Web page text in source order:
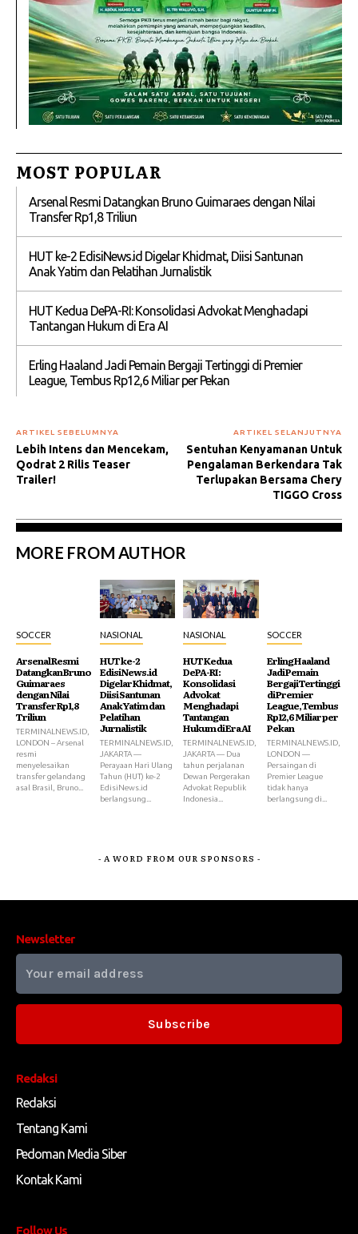
MOST POPULAR
Arsenal Resmi Datangkan Bruno Guimaraes dengan Nilai
Transfer Rp1,8 Triliun
HUT ke-2 EdisiNews.id Digelar Khidmat, Diisi Santunan
Anak Yatim dan Pelatihan Jurnalistik
HUT Kedua DePA-RI: Konsolidasi Advokat Menghadapi
Tantangan Hukum di Era AI
Erling Haaland Jadi Pemain Bergaji Tertinggi di Premier
League, Tembus Rp12,6 Miliar per Pekan
ARTIKEL SEBELUMNYA
Lebih Intens dan Mencekam,
Qodrat 2 Rilis Teaser
Trailer!
ARTIKEL SELANJUTNYA
Sentuhan Kenyamanan Untuk
Pengalaman Berkendara Tak
Terlupakan Bersama Chery
TIGGO Cross
MORE FROM AUTHOR
SOCCER
Arsenal Resmi
Datangkan Bruno
Guimaraes
dengan Nilai
Transfer Rp1,8
Triliun
TERMINALNEWS.ID,
LONDON – Arsenal
resmi
menyelesaikan
transfer gelandang
asal Brasil, Bruno...
NASIONAL
HUT ke-2
EdisiNews.id
Digelar Khidmat,
Diisi Santunan
Anak Yatim dan
Pelatihan
Jurnalistik
TERMINALNEWS.ID,
JAKARTA —
Perayaan Hari Ulang
Tahun (HUT) ke-2
EdisiNews.id
berlangsung...
NASIONAL
HUT Kedua
DePA-RI:
Konsolidasi
Advokat
Menghadapi
Tantangan
Hukum di Era AI
TERMINALNEWS.ID,
JAKARTA — Dua
tahun perjalanan
Dewan Pergerakan
Advokat Republik
Indonesia...
SOCCER
Erling Haaland
Jadi Pemain
Bergaji Tertinggi
di Premier
League, Tembus
Rp12,6 Miliar per
Pekan
TERMINALNEWS.ID,
LONDON —
Persaingan di
Premier League
tidak hanya
berlangsung di...
- A WORD FROM OUR SPONSORS -
Redaksi
Redaksi
Tentang Kami
Pedoman Media Siber
Kontak Kami
Follow Us
Newsletter
Subscribe